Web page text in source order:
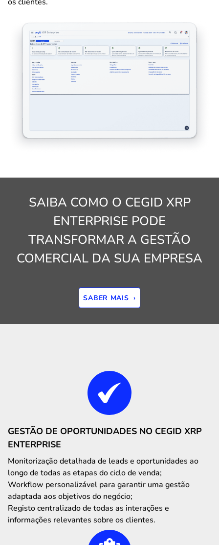
SAIBA COMO O CEGID XRP
ENTERPRISE PODE
TRANSFORMAR A GESTÃO
COMERCIAL DA SUA EMPRESA
SABER MAIS ›
GESTÃO DE OPORTUNIDADES NO CEGID XRP
ENTERPRISE
Monitorização detalhada de leads e oportunidades ao
longo de todas as etapas do ciclo de venda;
Workflow personalizável para garantir uma gestão
adaptada aos objetivos do negócio;
Registo centralizado de todas as interações e
informações relevantes sobre os clientes.